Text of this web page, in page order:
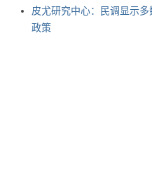
皮尤研究中心：民调显示
政策